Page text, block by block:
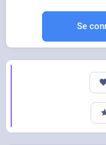
Se